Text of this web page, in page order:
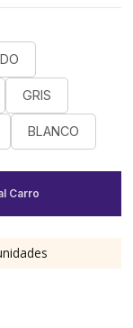
GRIS
BLANCO
Carro